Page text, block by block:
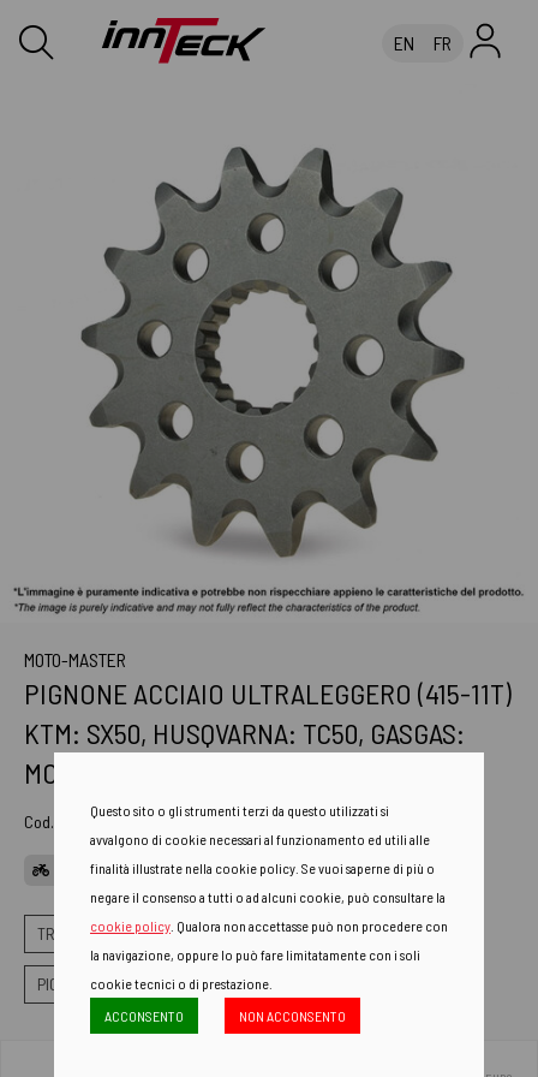
EN FR
MOTO-MASTER
PIGNONE ACCIAIO ULTRALEGGERO (415-11T)
KTM: SX50, HUSQVARNA: TC50, GASGAS:
MC50
Cod. Art. 610541111
APPLICAZIONI
TRASMISSIONE PIGNONI
PIGNONE ACCIAIO ULTRALEGGERO
Questo sito o gli strumenti terzi da questo utilizzati si
avvalgono di cookie necessari al funzionamento ed utili alle
finalità illustrate nella cookie policy. Se vuoi saperne di più o
negare il consenso a tutti o ad alcuni cookie, può consultare la
cookie policy . Qualora non accettasse può non procedere con
la navigazione, oppure lo può fare limitatamente con i soli
cookie tecnici o di prestazione.
ACCONSENTO
NON ACCONSENTO